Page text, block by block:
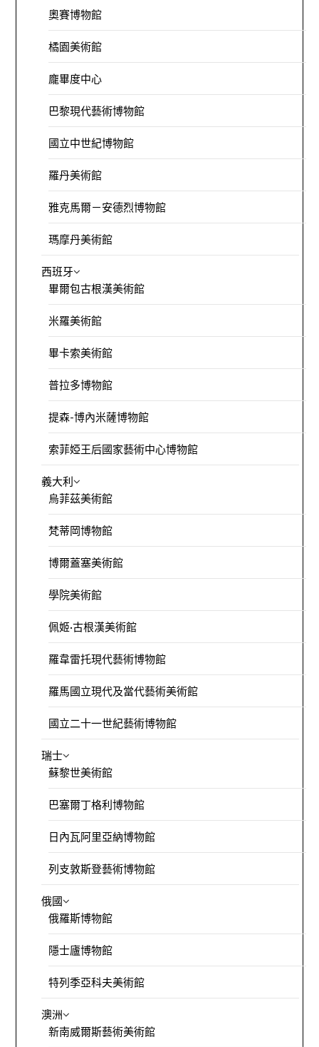
奧賽博物館
橘園美術館
龐畢度中心
巴黎現代藝術博物館
國立中世紀博物館
羅丹美術館
雅克馬爾－安德烈博物館
瑪摩丹美術館
西班牙
畢爾包古根漢美術館
米羅美術館
畢卡索美術館
普拉多博物館
提森-博內米薩博物館
索菲婭王后國家藝術中心博物館
義大利
烏菲茲美術館
梵蒂岡博物館
博爾蓋塞美術館
學院美術館
佩姬·古根漢美術館
羅韋雷托現代藝術博物館
羅馬國立現代及當代藝術美術館
國立二十一世紀藝術博物館
瑞士
蘇黎世美術館
巴塞爾丁格利博物館
日內瓦阿里亞納博物館
列支敦斯登藝術博物館
俄國
俄羅斯博物館
隱士廬博物館
特列季亞科夫美術館
澳洲
新南威爾斯藝術美術館